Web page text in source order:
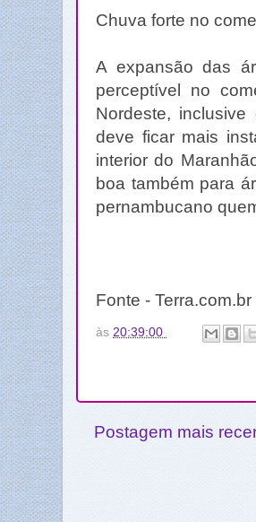
Chuva forte no
A expansão das
perceptível no
Nordeste,
deve ficar mais
interior do
boa também para
pernambucano
Fonte - Terra.com.br
às 20:39:00
Postagem mais